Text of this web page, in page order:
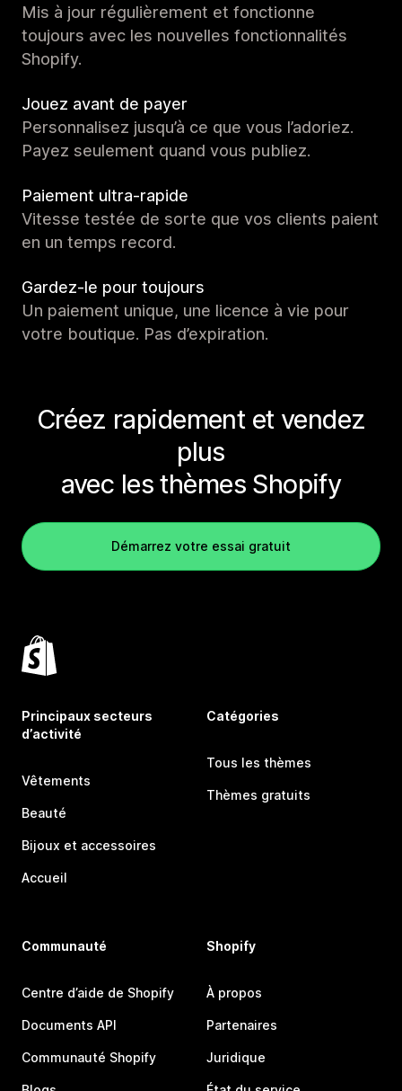
Mis à jour régulièrement et fonctionne
toujours avec les nouvelles fonctionnalités
Shopify.
Jouez avant de payer
Personnalisez jusqu’à ce que vous l’adoriez.
Payez seulement quand vous publiez.
Paiement ultra-rapide
Vitesse testée de sorte que vos clients paient
en un temps record.
Gardez-le pour toujours
Un paiement unique, une licence à vie pour
votre boutique. Pas d’expiration.
Créez rapidement et vendez
plus
avec les thèmes Shopify
Démarrez votre essai gratuit
Principaux secteurs
d’activité
Vêtements
Beauté
Bijoux et accessoires
Accueil
Catégories
Tous les thèmes
Thèmes gratuits
Communauté
Centre d’aide de Shopify
Documents API
Communauté Shopify
Shopify
À propos
Partenaires
Juridique